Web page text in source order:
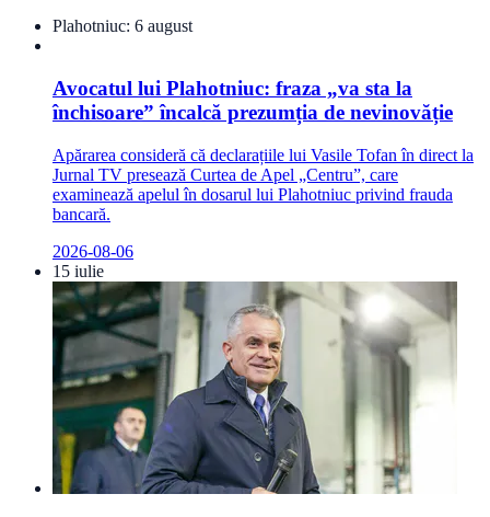
Plahotniuc: 6 august
Avocatul lui Plahotniuc: fraza „va sta la
închisoare” încalcă prezumția de nevinovăție
Apărarea consideră că declarațiile lui Vasile Tofan în direct la
Jurnal TV presează Curtea de Apel „Centru”, care
examinează apelul în dosarul lui Plahotniuc privind frauda
bancară.
2026-08-06
15 iulie